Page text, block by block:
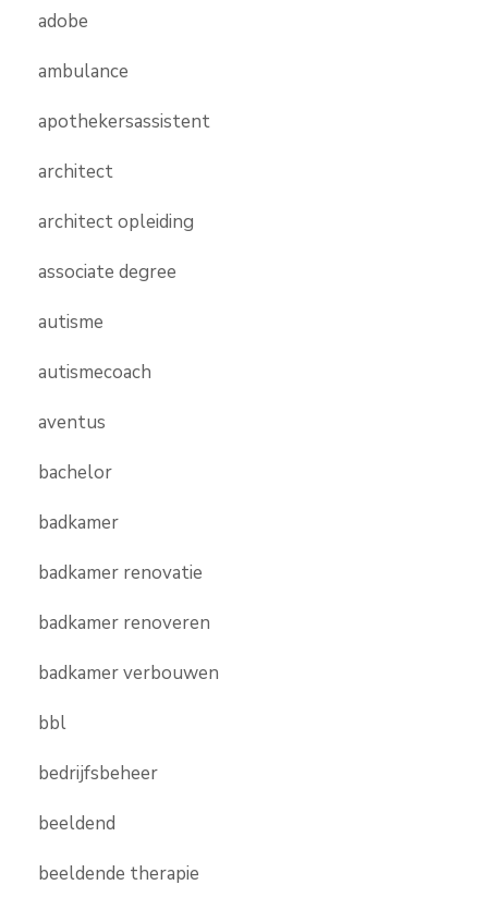
adobe
ambulance
apothekersassistent
architect
architect opleiding
associate degree
autisme
autismecoach
aventus
bachelor
badkamer
badkamer renovatie
badkamer renoveren
badkamer verbouwen
bbl
bedrijfsbeheer
beeldend
beeldende therapie